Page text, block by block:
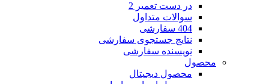
در دست تعمیر 2
سوالات متداول
404 سفارشی
نتایج جستجوی سفارشی
نویسنده سفارشی
محصول
محصول دیجیتال